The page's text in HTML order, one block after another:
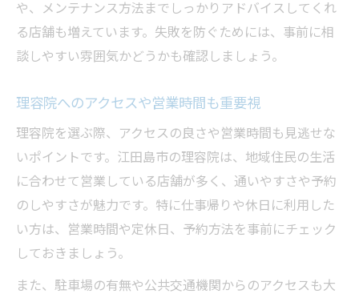
や、メンテナンス方法までしっかりアドバイスしてくれ
る店舗も増えています。失敗を防ぐためには、事前に相
談しやすい雰囲気かどうかも確認しましょう。
理容院へのアクセスや営業時間も重要視
理容院を選ぶ際、アクセスの良さや営業時間も見逃せな
いポイントです。江田島市の理容院は、地域住民の生活
に合わせて営業している店舗が多く、通いやすさや予約
のしやすさが魅力です。特に仕事帰りや休日に利用した
い方は、営業時間や定休日、予約方法を事前にチェック
しておきましょう。
また、駐車場の有無や公共交通機関からのアクセスも大